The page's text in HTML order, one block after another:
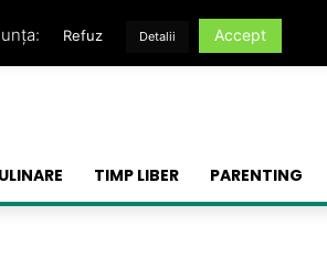
TIMP LIBER PARENTING
Refuz Detalii Accept